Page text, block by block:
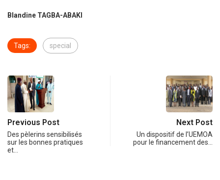
Blandine TAGBA-ABAKI
Tags: special
Previous Post
Des pèlerins sensibilisés
sur les bonnes pratiques
et…
Next Post
Un dispositif de l’UEMOA
pour le financement des…